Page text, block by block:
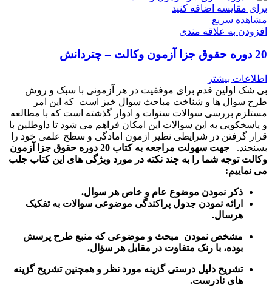
برای مقایسه اضافه کنید
مشاهده سریع
افزودن به علاقه مندی
20 دوره حقوق جزا آزمون وکالت – چتردانش
اطلاعات بیشتر
بی شک اولین قدم برای موفقیت در هر آزمونی با سبک و روش
طرح سوال ها و شناخت مباحث سوال خیز است که این امر
مستلزم بررسی سوالات سنوات و ادوار گذشته است که با مطالعه
و پاسخکویی به این سوالات این امکان فراهم می شود تا داوطلین با
قرار گرفتن در شرایطی نظیر ازمون امادگی و سطح علمی خود را
بسنجند.
جهت سهولت مراجعه به کتاب 20 دوره حقوق جزا آزمون
وکالت توجه شما را به چند نکته در مورد ویژگی های این کتاب جلب
می نماییم:
ذکر نمودن موضوع عام و خاص هر سوال.
ارائه نمودن جدول پراکندگی موضوعی سوالات به تفکیک
هرسال.
مشخص نمودن مبحث و موضوعی که منبع طرح پرسش
بوده، با رنک متفاوت در مقابل هر سؤال.
تشریح دلیل درستی گزینه مورد نظر و همچنین تشریح گزینه
های نادرست.